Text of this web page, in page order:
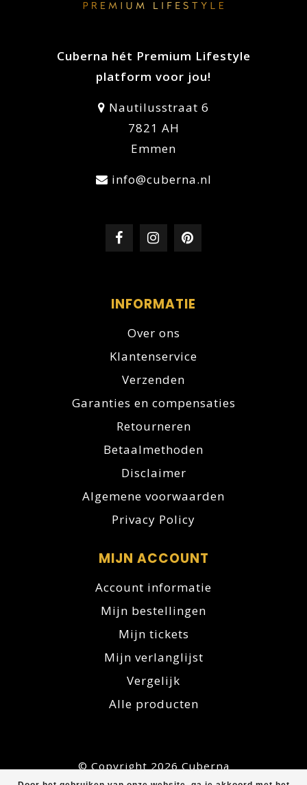
Cuberna hét Premium Lifestyle
platform voor jou!
Nautilusstraat 6
7821 AH
Emmen
info@cuberna.nl
INFORMATIE
Over ons
Klantenservice
Verzenden
Garanties en compensaties
Retourneren
Betaalmethoden
Disclaimer
Algemene voorwaarden
Privacy Policy
MIJN ACCOUNT
Account informatie
Mijn bestellingen
Mijn tickets
Mijn verlanglijst
Vergelijk
Alle producten
© Copyright 2026 Cuberna